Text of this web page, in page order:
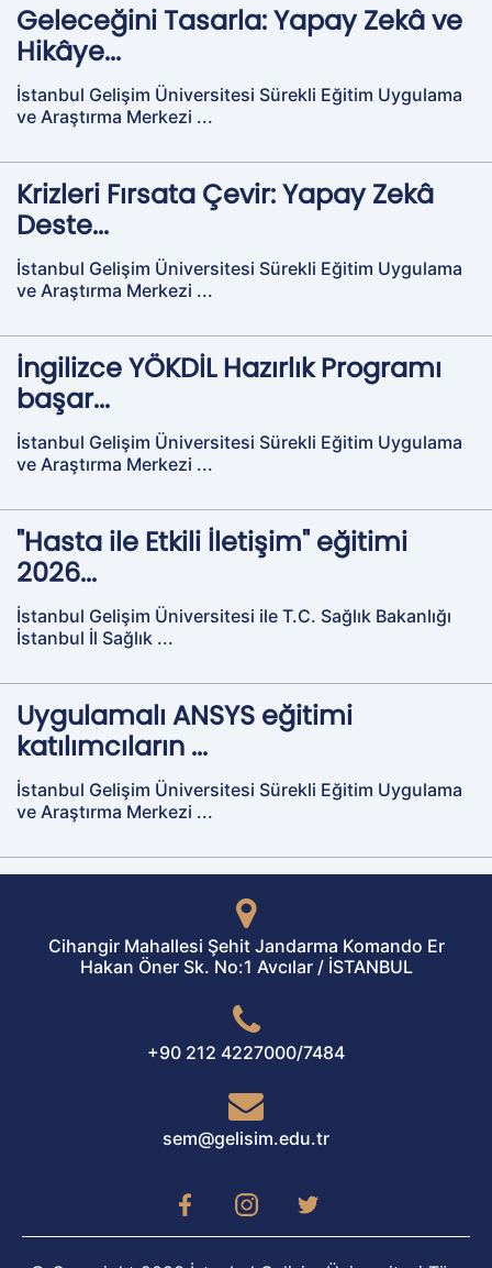
Geleceğini Tasarla: Yapay Zekâ ve
Hikâye...
İstanbul Gelişim Üniversitesi Sürekli Eğitim Uygulama
ve Araştırma Merkezi ...
Krizleri Fırsata Çevir: Yapay Zekâ
Deste...
İstanbul Gelişim Üniversitesi Sürekli Eğitim Uygulama
ve Araştırma Merkezi ...
İngilizce YÖKDİL Hazırlık Programı
başar...
İstanbul Gelişim Üniversitesi Sürekli Eğitim Uygulama
ve Araştırma Merkezi ...
"Hasta ile Etkili İletişim" eğitimi
2026...
İstanbul Gelişim Üniversitesi ile T.C. Sağlık Bakanlığı
İstanbul İl Sağlık ...
Uygulamalı ANSYS eğitimi
katılımcıların ...
İstanbul Gelişim Üniversitesi Sürekli Eğitim Uygulama
ve Araştırma Merkezi ...
Cihangir Mahallesi Şehit Jandarma Komando Er
Hakan Öner Sk. No:1 Avcılar / İSTANBUL
+90 212 4227000/7484
sem@gelisim.edu.tr